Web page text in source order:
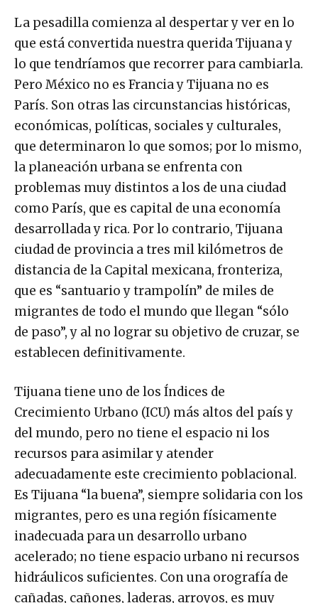
La pesadilla comienza al despertar y ver en lo
que está convertida nuestra querida Tijuana y
lo que tendríamos que recorrer para cambiarla.
Pero México no es Francia y Tijuana no es
París. Son otras las circunstancias históricas,
económicas, políticas, sociales y culturales,
que determinaron lo que somos; por lo mismo,
la planeación urbana se enfrenta con
problemas muy distintos a los de una ciudad
como París, que es capital de una economía
desarrollada y rica. Por lo contrario, Tijuana
ciudad de provincia a tres mil kilómetros de
distancia de la Capital mexicana, fronteriza,
que es “santuario y trampolín” de miles de
migrantes de todo el mundo que llegan “sólo
de paso”, y al no lograr su objetivo de cruzar, se
establecen definitivamente.
Tijuana tiene uno de los Índices de
Crecimiento Urbano (ICU) más altos del país y
del mundo, pero no tiene el espacio ni los
recursos para asimilar y atender
adecuadamente este crecimiento poblacional.
Es Tijuana “la buena”, siempre solidaria con los
migrantes, pero es una región físicamente
inadecuada para un desarrollo urbano
acelerado; no tiene espacio urbano ni recursos
hidráulicos suficientes. Con una orografía de
cañadas, cañones, laderas, arroyos, es muy